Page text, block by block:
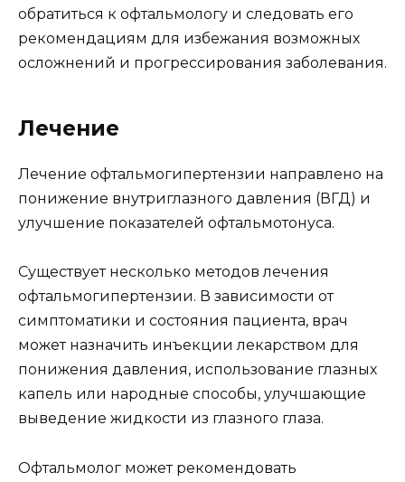
обратиться к офтальмологу и следовать его
рекомендациям для избежания возможных
осложнений и прогрессирования заболевания.
Лечение
Лечение офтальмогипертензии направлено на
понижение внутриглазного давления (ВГД) и
улучшение показателей офтальмотонуса.
Существует несколько методов лечения
офтальмогипертензии. В зависимости от
симптоматики и состояния пациента, врач
может назначить инъекции лекарством для
понижения давления, использование глазных
капель или народные способы, улучшающие
выведение жидкости из глазного глаза.
Офтальмолог может рекомендовать